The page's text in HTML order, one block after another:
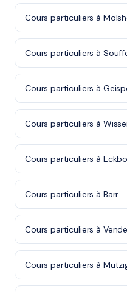
Cours particuliers à
Cours particuliers à
Cours particuliers à
Cours particuliers à
Cours particuliers à
Cours particuliers à Barr
Cours particuliers à
Cours particuliers à